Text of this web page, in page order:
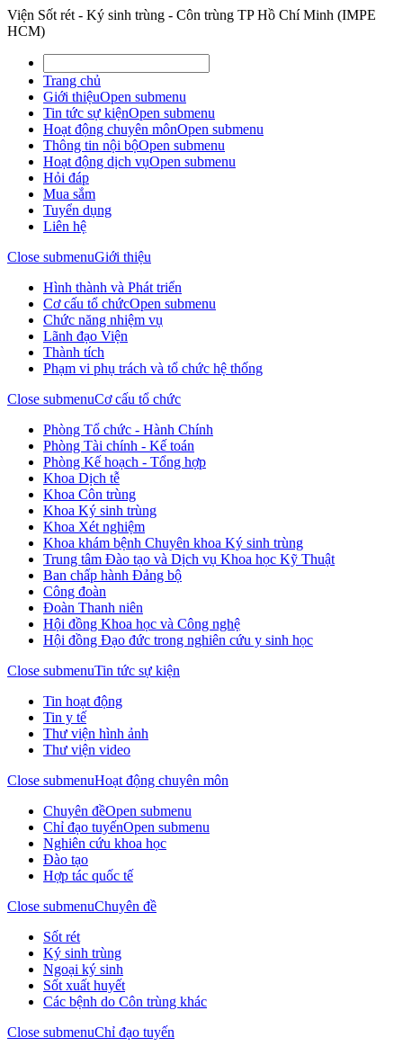
Viện Sốt rét - Ký sinh trùng - Côn trùng TP Hồ Chí Minh (IMPE
HCM)
Trang chủ
Giới thiệuOpen submenu
Tin tức sự kiệnOpen submenu
Hoạt động chuyên mônOpen submenu
Thông tin nội bộOpen submenu
Hoạt động dịch vụOpen submenu
Hỏi đáp
Mua sắm
Tuyển dụng
Liên hệ
Close submenuGiới thiệu
Hình thành và Phát triển
Cơ cấu tổ chứcOpen submenu
Chức năng nhiệm vụ
Lãnh đạo Viện
Thành tích
Phạm vi phụ trách và tổ chức hệ thống
Close submenuCơ cấu tổ chức
Phòng Tổ chức - Hành Chính
Phòng Tài chính - Kế toán
Phòng Kế hoạch - Tổng hợp
Khoa Dịch tễ
Khoa Côn trùng
Khoa Ký sinh trùng
Khoa Xét nghiệm
Khoa khám bệnh Chuyên khoa Ký sinh trùng
Trung tâm Đào tạo và Dịch vụ Khoa học Kỹ Thuật
Ban chấp hành Đảng bộ
Công đoàn
Đoàn Thanh niên
Hội đồng Khoa học và Công nghệ
Hội đồng Đạo đức trong nghiên cứu y sinh học
Close submenuTin tức sự kiện
Tin hoạt động
Tin y tế
Thư viện hình ảnh
Thư viện video
Close submenuHoạt động chuyên môn
Chuyên đềOpen submenu
Chỉ đạo tuyếnOpen submenu
Nghiên cứu khoa học
Đào tạo
Hợp tác quốc tế
Close submenuChuyên đề
Sốt rét
Ký sinh trùng
Ngoại ký sinh
Sốt xuất huyết
Các bệnh do Côn trùng khác
Close submenuChỉ đạo tuyến